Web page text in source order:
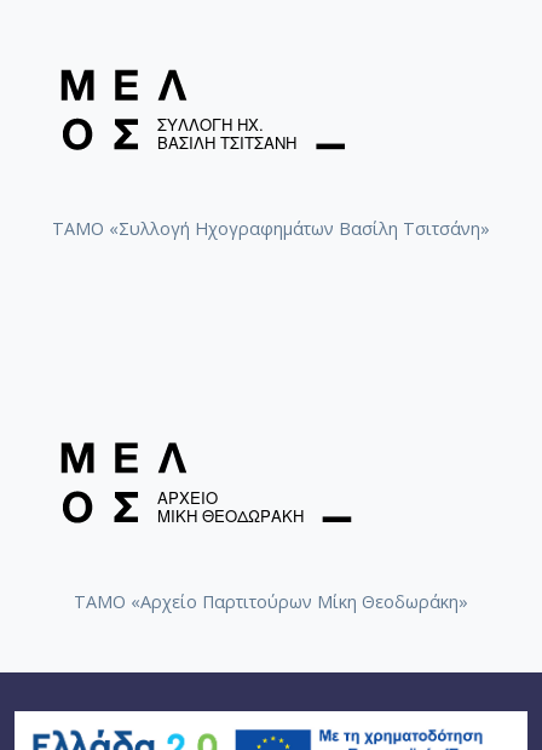
ΤΑΜΟ «Συλλογή Ηχογραφημάτων Βασίλη Τσιτσάνη»
ΤΑΜΟ «Αρχείο Παρτιτούρων Μίκη Θεοδωράκη»